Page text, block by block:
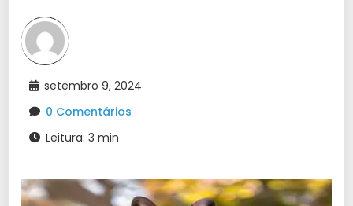
setembro 9, 2024
0 Comentários
Leitura: 3 min